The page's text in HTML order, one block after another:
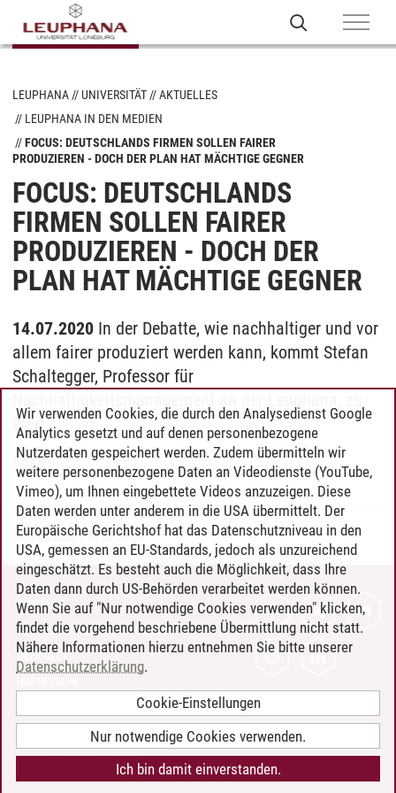
LEUPHANA UNIVERSITÄT
AKTUELLES
LEUPHANA IN DEN MEDIEN
FOCUS: DEUTSCHLANDS FIRMEN SOLLEN FAIRER
PRODUZIEREN - DOCH DER PLAN HAT MÄCHTIGE GEGNER
FOCUS: DEUTSCHLANDS
FIRMEN SOLLEN FAIRER
PRODUZIEREN - DOCH DER
PLAN HAT MÄCHTIGE GEGNER
14.07.2020 In der Debatte, wie nachhaltiger und vor
allem fairer produziert werden kann, kommt Stefan
Schaltegger, Professor für
Wort.
Focus
Inga Galstian/14.07.2020
KONTAKT
LEUPHANA ALS ARBEITGEBER
INTRANET
BARRIEREFREIHEIT
COOKIE-EINSTELLUNGEN
Wir verwenden Cookies, die durch den Analysedienst Google
Analytics gesetzt und auf denen personenbezogene
Nutzerdaten gespeichert werden. Zudem übermitteln wir
weitere personenbezogene Daten an Videodienste (YouTube,
Vimeo), um Ihnen eingebettete Videos anzuzeigen. Diese
Daten werden unter anderem in die USA übermittelt. Der
Europäische Gerichtshof hat das Datenschutzniveau in den
USA, gemessen an EU-Standards, jedoch als unzureichend
eingeschätzt. Es besteht auch die Möglichkeit, dass Ihre
Daten dann durch US-Behörden verarbeitet werden können.
Wenn Sie auf "Nur notwendige Cookies verwenden" klicken,
findet die vorgehend beschriebene Übermittlung nicht statt.
Nähere Informationen hierzu entnehmen Sie bitte unserer
Datenschutzerklärung.
Cookie-Einstellungen
Nur notwendige Cookies verwenden.
Ich bin damit einverstanden.